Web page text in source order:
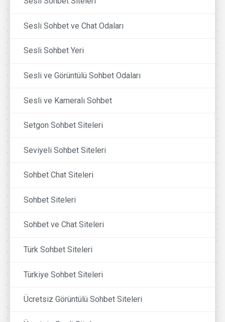
Sesli Sohbet ve Chat Odaları
Sesli Sohbet Yeri
Sesli ve Görüntülü Sohbet Odaları
Sesli ve Kameralı Sohbet
Setgon Sohbet Siteleri
Seviyeli Sohbet Siteleri
Sohbet Chat Siteleri
Sohbet Siteleri
Sohbet ve Chat Siteleri
Türk Sohbet Siteleri
Türkiye Sohbet Siteleri
Ücretsiz Görüntülü Sohbet Siteleri